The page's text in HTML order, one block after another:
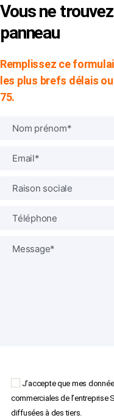
Vous ne
panneau
Remplissez ce
les plus brefs délais
75.
J’accepte que mes
commerciales de l’entreprise
diffusées à des tiers.